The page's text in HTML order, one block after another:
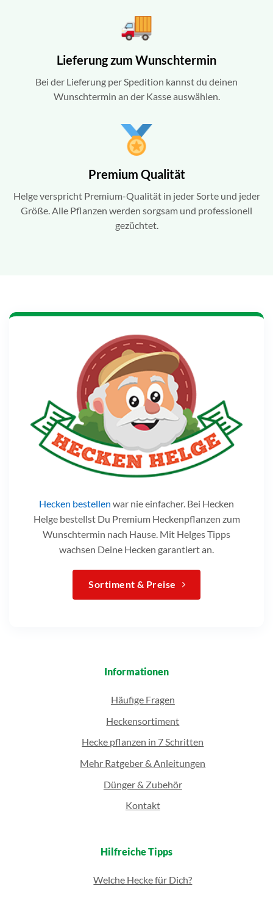
Lieferung zum Wunschtermin
Bei der Lieferung per Spedition kannst du deinen
Wunschtermin an der Kasse auswählen.
Premium Qualität
Helge verspricht Premium-Qualität in jeder Sorte und jeder
Größe. Alle Pflanzen werden sorgsam und professionell
gezüchtet.
Hecken bestellen war nie einfacher. Bei Hecken
Helge bestellst Du Premium Heckenpflanzen zum
Wunschtermin nach Hause. Mit Helges Tipps
wachsen Deine Hecken garantiert an.
Sortiment & Preise
Informationen
Häufige Fragen
Heckensortiment
Hecke pflanzen in 7 Schritten
Mehr Ratgeber & Anleitungen
Dünger & Zubehör
Kontakt
Hilfreiche Tipps
Welche Hecke für Dich?